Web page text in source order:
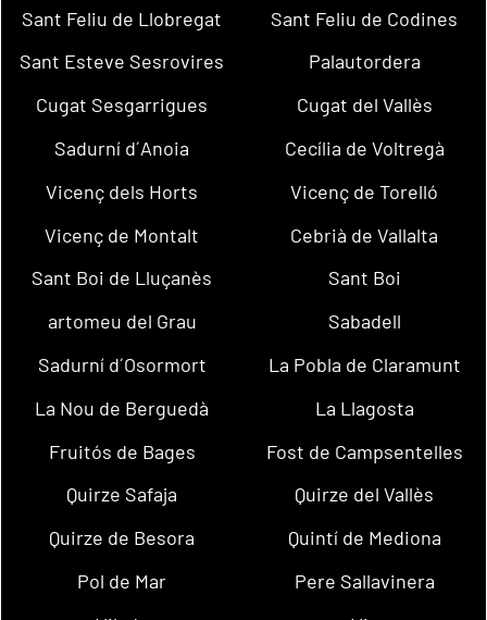
Sant Feliu de Llobregat
Sant Feliu de Codines
Sant Esteve Sesrovires
Palautordera
Cugat Sesgarrigues
Cugat del Vallès
Sadurní d´Anoia
Cecília de Voltregà
Vicenç dels Horts
Vicenç de Torelló
Vicenç de Montalt
Cebrià de Vallalta
Sant Boi de Lluçanès
Sant Boi
artomeu del Grau
Sabadell
Sadurní d´Osormort
La Pobla de Claramunt
La Nou de Berguedà
La Llagosta
Fruitós de Bages
Fost de Campsentelles
Quirze Safaja
Quirze del Vallès
Quirze de Besora
Quintí de Mediona
Pol de Mar
Pere Sallavinera